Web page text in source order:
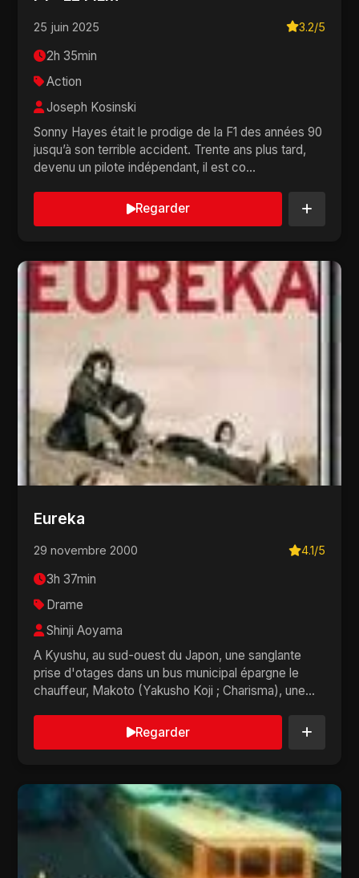
25 juin 2025 3.2/5
2h 35min
Action
Joseph Kosinski
Sonny Hayes était le prodige de la F1 des années 90
jusqu’à son terrible accident. Trente ans plus tard,
devenu un pilote indépendant, il est co...
Regarder
Eureka
29 novembre 2000 4.1/5
3h 37min
Drame
Shinji Aoyama
A Kyushu, au sud-ouest du Japon, une sanglante
prise d'otages dans un bus municipal épargne le
chauffeur, Makoto (Yakusho Koji ; Charisma), une
Regarder